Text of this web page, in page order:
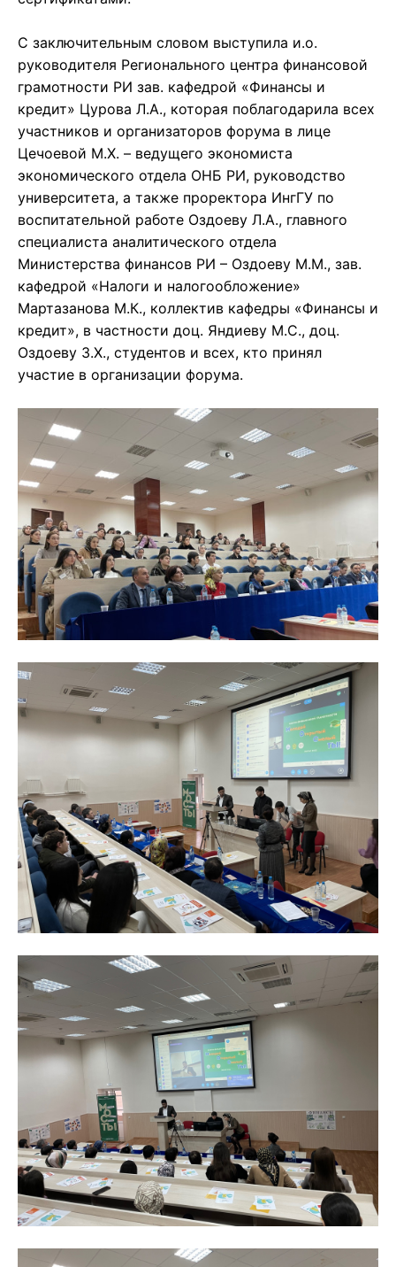
С заключительным словом выступила и.о.
руководителя Регионального центра финансовой
грамотности РИ зав. кафедрой «Финансы и
кредит» Цурова Л.А., которая поблагодарила всех
участников и организаторов форума в лице
Цечоевой М.Х. – ведущего экономиста
экономического отдела ОНБ РИ, руководство
университета, а также проректора ИнгГУ по
воспитательной работе Оздоеву Л.А., главного
специалиста аналитического отдела
Министерства финансов РИ – Оздоеву М.М., зав.
кафедрой «Налоги и налогообложение»
Мартазанова М.К., коллектив кафедры «Финансы и
кредит», в частности доц. Яндиеву М.С., доц.
Оздоеву З.Х., студентов и всех, кто принял
участие в организации форума.